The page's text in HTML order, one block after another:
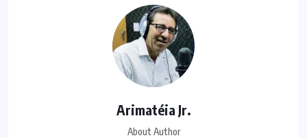
Arimatéia Jr.
About Author